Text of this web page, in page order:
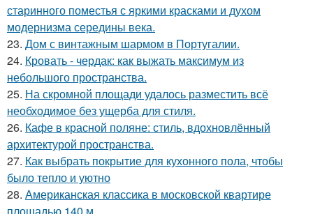
старинного поместья с яркими красками и духом
модернизма середины века.
23. Дом с винтажным шармом в Португалии.
24. Кровать - чердак: как выжать максимум из
небольшого пространства.
25. На скромной площади удалось разместить всё
необходимое без ущерба для стиля.
26. Кафе в красной поляне: стиль, вдохновлённый
архитектурой пространства.
27. Как выбрать покрытие для кухонного пола, чтобы
было тепло и уютно
28. Американская классика в московской квартире